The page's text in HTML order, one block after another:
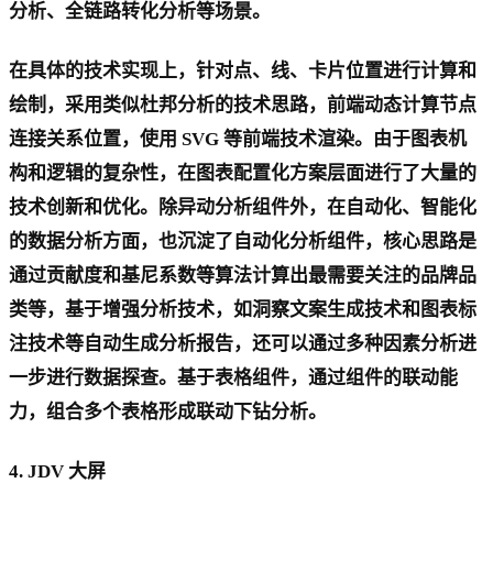
分析、全链路转化分析等场景。
在具体的技术实现上，针对点、线、卡片位置进行计算和
绘制，采用类似杜邦分析的技术思路，前端动态计算节点
连接关系位置，使用 SVG 等前端技术渲染。由于图表机
构和逻辑的复杂性，在图表配置化方案层面进行了大量的
技术创新和优化。除异动分析组件外，在自动化、智能化
的数据分析方面，也沉淀了自动化分析组件，核心思路是
通过贡献度和基尼系数等算法计算出最需要关注的品牌品
类等，基于增强分析技术，如洞察文案生成技术和图表标
注技术等自动生成分析报告，还可以通过多种因素分析进
一步进行数据探查。基于表格组件，通过组件的联动能
力，组合多个表格形成联动下钻分析。
4. JDV 大屏